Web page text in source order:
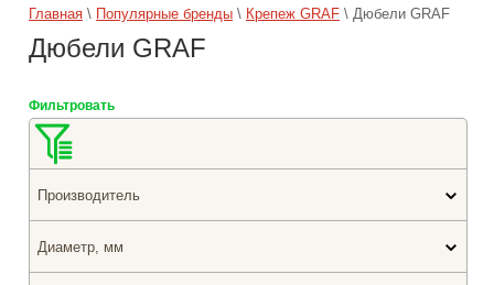
Главная \ Популярные бренды \ Крепеж GRAF \ Дюбели GRAF
Дюбели GRAF
Фильтровать
Производитель
Диаметр, мм